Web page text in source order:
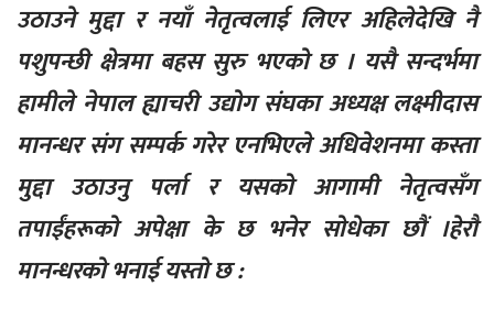
उठाउने मुद्दा र नयाँ नेतृत्वलाई लिएर अहिलेदेखि नै
पशुपन्छी क्षेत्रमा बहस सुरु भएको छ । यसै सन्दर्भमा
हामीले नेपाल ह्याचरी उद्योग संघका अध्यक्ष लक्ष्मीदास
मानन्धर संग सम्पर्क गरेर एनभिएले अधिवेशनमा कस्ता
मुद्दा उठाउनु पर्ला र यसको आगामी नेतृत्वसँग
तपाईंहरूको अपेक्षा के छ भनेर सोधेका छौं ।हेरौ
मानन्धरको भनाई यस्तो छ :